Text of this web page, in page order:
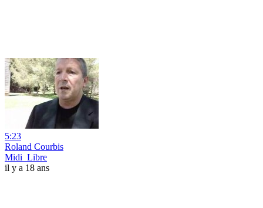
5:23
Roland Courbis
Midi_Libre
il y a 18 ans